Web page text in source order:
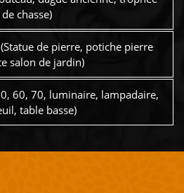
de chasse)
de pierre, potiche pierre
salon de jardin)
60, 70, luminaire, lampadaire,
table basse)